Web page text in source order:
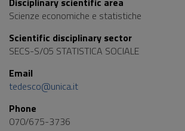
Scienze economiche e statistiche
Scientific disciplinary sector
SECS-S/05 STATISTICA SOCIALE
Email
tedesco@unica.it
Phone
070/675-3736